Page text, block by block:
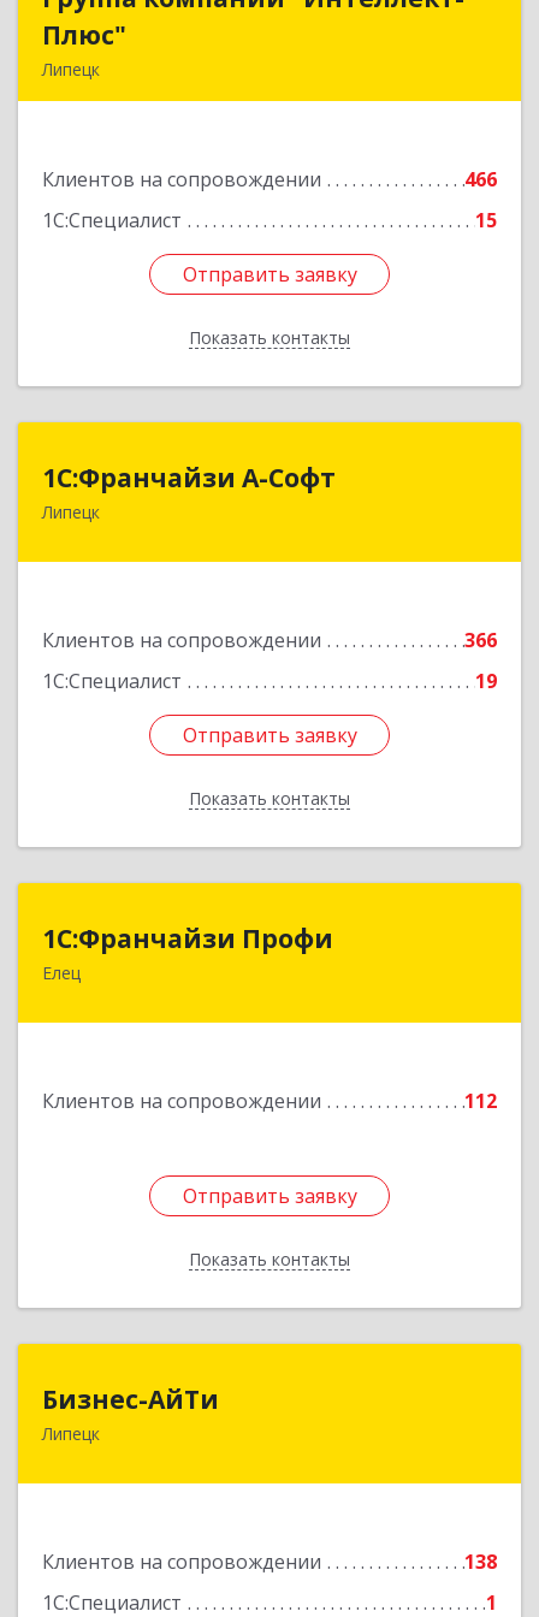
Плюс"
Липецк
Клиентов на сопровождении
466
1С:Специалист
15
Отправить заявку
Показать контакты
Подробнее
Отправить заявку
Назад
1С:Франчайзи А-Софт
Липецк
Клиентов на сопровождении
366
1С:Специалист
19
Отправить заявку
Показать контакты
1С:Франчайзи А-Софт
398059, Липецкая обл, Липецк г, Фрунзе ул,
Отправить заявку
Назад
1С:Франчайзи Профи
Елец
Клиентов на сопровождении 112
Отправить заявку
Показать контакты
1С:Франчайзи Профи
Отправить заявку
Назад
Бизнес-АйТи
Липецк
Клиентов на сопровождении
138
1С:Специалист
1
398008, Липецкая обл, Липецк г, 50 лет НЛМК